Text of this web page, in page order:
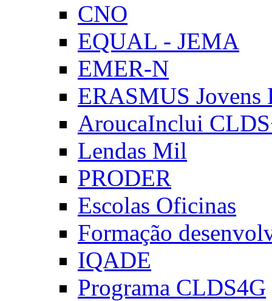
CNO
EQUAL - JEMA
EMER-N
ERASMUS Jovens
AroucaInclui
Lendas Mil
PRODER
Escolas Oficinas
Formação
IQADE
Programa CLDS4G